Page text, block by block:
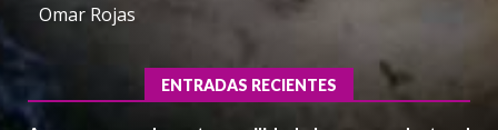
Omar Rojas
ENTRADAS RECIENTES